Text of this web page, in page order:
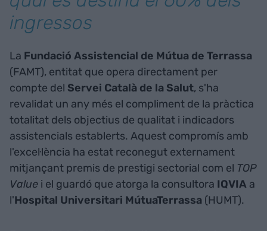
ingressos
La Fundació Assistencial de Mútua de Terrassa
(FAMT), entitat que opera directament per
compte del Servei Català de la Salut, s'ha
revalidat un any més el compliment de la pràctica
totalitat dels objectius de qualitat i indicadors
assistencials establerts. Aquest compromís amb
l'excel·lència ha estat reconegut externament
mitjançant premis de prestigi sectorial com el TOP
Value i el guardó que atorga la consultora IQVIA a
l'Hospital Universitari MútuaTerrassa (HUMT).